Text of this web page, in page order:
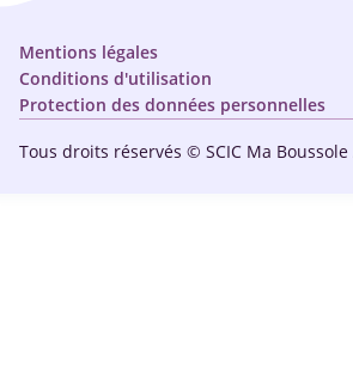
Tous droits réservés © SCIC Ma
Mentions légales
Conditions d'utilisation
Protection des données personnelles